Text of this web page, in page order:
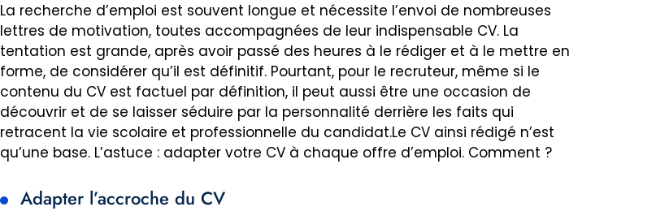
La recherche d’emploi est souvent longue et nécessite l’envoi de nombreuses
lettres de motivation, toutes accompagnées de leur indispensable CV. La
tentation est grande, après avoir passé des heures à le rédiger et à le mettre en
forme, de considérer qu’il est définitif. Pourtant, pour le recruteur, même si le
contenu du CV est factuel par définition, il peut aussi être une occasion de
découvrir et de se laisser séduire par la personnalité derrière les faits qui
retracent la vie scolaire et professionnelle du candidat.Le CV ainsi rédigé n’est
qu’une base. L’astuce : adapter votre CV à chaque offre d’emploi. Comment ?
Adapter l’accroche du CV